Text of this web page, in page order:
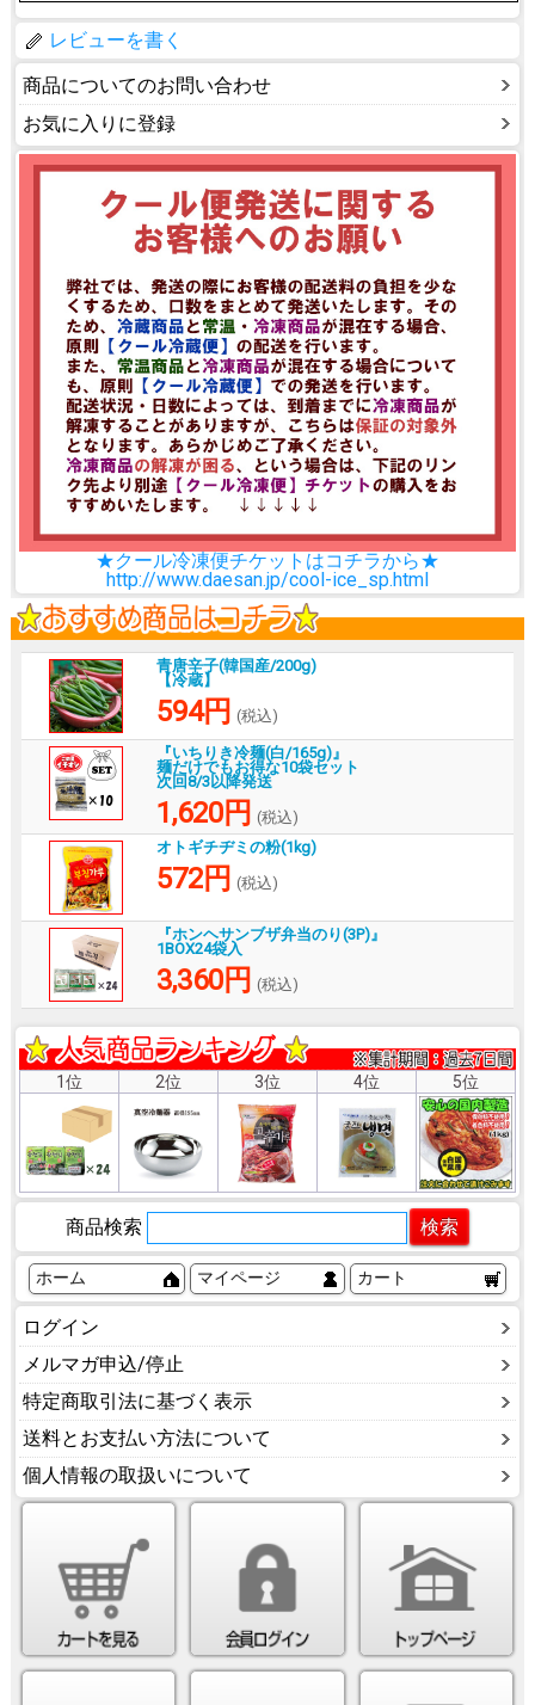
レビューを書く
商品についてのお問い合わせ
お気に入りに登録
★クール冷凍便チケットはコチラから★
http://www.daesan.jp/cool-ice_sp.html
青唐辛子(韓国産/200g)
【冷蔵】
594円 (税込)
『いちりき冷麺(白/165g)』
麺だけでもお得な10袋セット
次回8/3以降発送
1,620円 (税込)
オトギチヂミの粉(1kg)
572円 (税込)
『ホンヘサンブザ弁当のり(3P)』
1BOX24袋入
3,360円 (税込)
1位 2位 3位 4位 5位
商品検索
ホーム マイページ カート
ログイン
メルマガ申込/停止
特定商取引法に基づく表示
送料とお支払い方法について
個人情報の取扱いについて